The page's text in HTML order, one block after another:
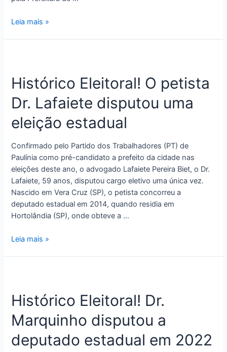
Leia mais »
Histórico Eleitoral! O petista
Dr. Lafaiete disputou uma
eleição estadual
Confirmado pelo Partido dos Trabalhadores (PT) de
Paulínia como pré-candidato a prefeito da cidade nas
eleições deste ano, o advogado Lafaiete Pereira Biet, o Dr.
Lafaiete, 59 anos, disputou cargo eletivo uma única vez.
Nascido em Vera Cruz (SP), o petista concorreu a
deputado estadual em 2014, quando residia em
Hortolândia (SP), onde obteve a …
Leia mais »
Histórico Eleitoral! Dr.
Marquinho disputou a
deputado estadual em 2022